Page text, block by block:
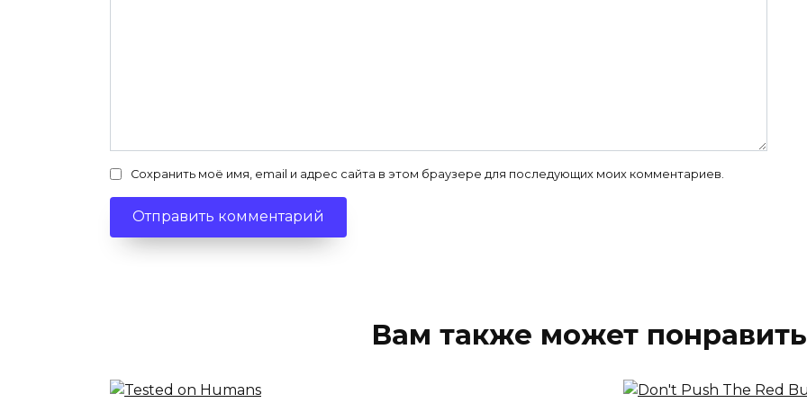
Сохранить моё имя, email и адрес сайта в этом браузере для последующих моих комментариев.
Вам также может